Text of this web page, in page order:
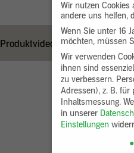
Produktvideo
Wir nutzen Cookies
andere uns helfen,
Wenn Sie unter 16
möchten, müssen
Wir verwenden
ihnen sind
zu verbessern.
Adressen), z. B. für
Inhaltsmessung.
in unserer
Einstellungen